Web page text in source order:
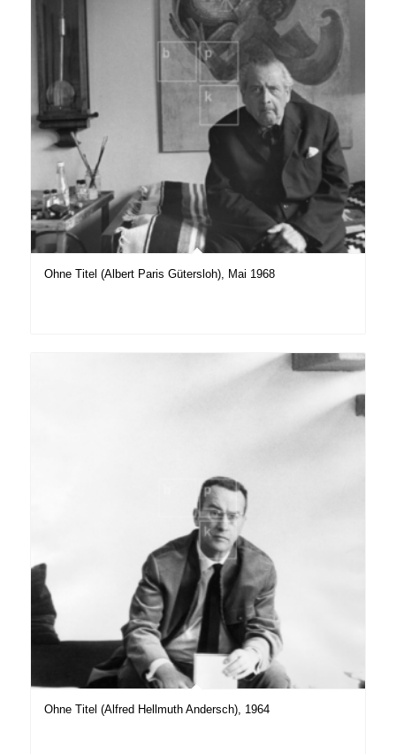
Ohne Titel (Albert Paris Gütersloh), Mai 1968
Ohne Titel (Alfred Hellmuth Andersch), 1964